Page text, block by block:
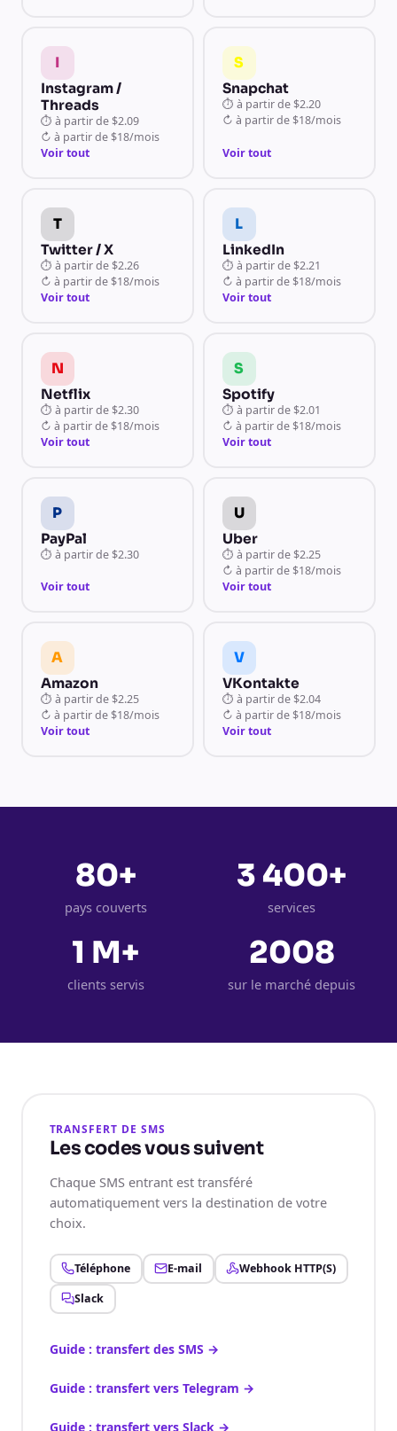
I
Instagram /
Threads
⏱ à partir de $2.09
↻ à partir de $18/mois
Voir tout
S
Snapchat
⏱ à partir de $2.20
↻ à partir de $18/mois
Voir tout
T
Twitter / X
⏱ à partir de $2.26
↻ à partir de $18/mois
Voir tout
L
LinkedIn
⏱ à partir de $2.21
↻ à partir de $18/mois
Voir tout
N
Netflix
⏱ à partir de $2.30
↻ à partir de $18/mois
Voir tout
S
Spotify
⏱ à partir de $2.01
↻ à partir de $18/mois
Voir tout
P
PayPal
⏱ à partir de $2.30
Voir tout
U
Uber
⏱ à partir de $2.25
↻ à partir de $18/mois
Voir tout
A
Amazon
⏱ à partir de $2.25
↻ à partir de $18/mois
Voir tout
V
VKontakte
⏱ à partir de $2.04
↻ à partir de $18/mois
Voir tout
80+
pays couverts
3 400+
services
1 M+
clients servis
2008
sur le marché depuis
TRANSFERT DE SMS
Les codes vous suivent
Chaque SMS entrant est transféré
automatiquement vers la destination de votre
choix.
Téléphone E-mail
Webhook HTTP(S)
Slack
Guide : transfert des SMS →
Guide : transfert vers Telegram →
Guide : transfert vers Slack→